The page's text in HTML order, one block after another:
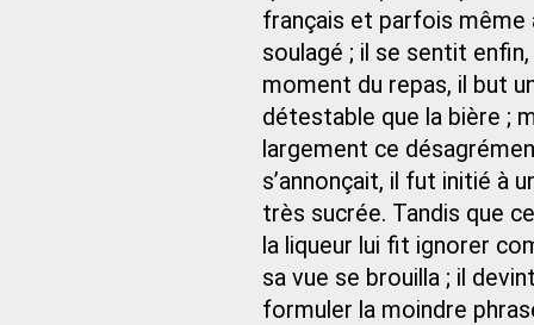
français et parfois même
soulagé ; il se sentit
moment du repas, il but
détestable que la bière ;
largement ce
s’annonçait, il fut initié à
très sucrée. Tandis que
la liqueur lui fit ignorer
sa vue se brouilla ; il
formuler la moindre